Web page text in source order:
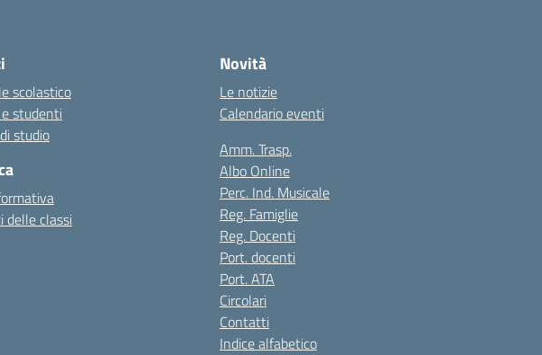
scolastico
studenti
studio
delle classi
Novità
Le notizie
Calendario eventi
Amm. Trasp.
Albo Online
Perc. Ind. Musicale
Reg. Famiglie
Reg. Docenti
Port. docenti
Port. ATA
Circolari
Contatti
Indice alfabetico